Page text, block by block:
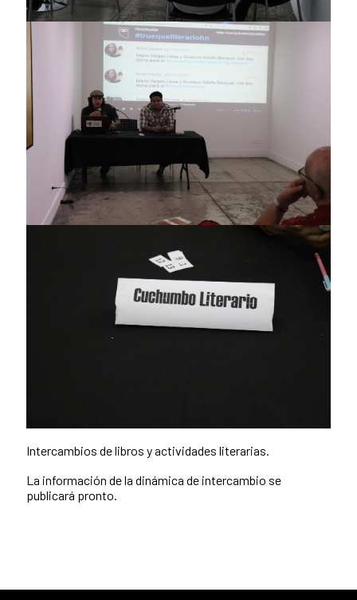
Intercambios de libros y actividades literarias.
La información de la dinámica de intercambio se
publicará pronto.